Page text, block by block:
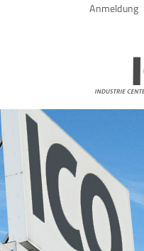
Anmeldung